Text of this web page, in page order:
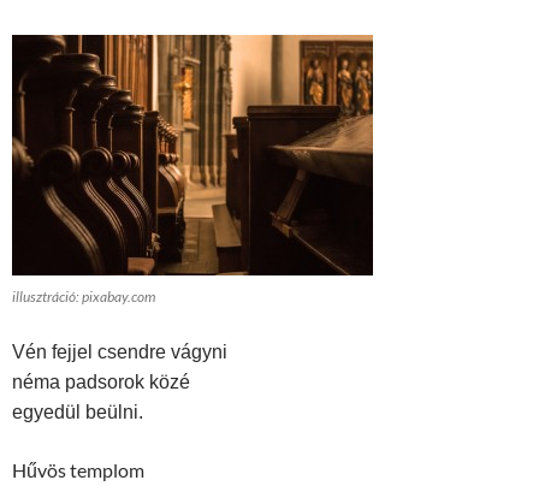
illusztráció: pixabay.com
Vén fejjel csendre vágyni
néma padsorok közé
egyedül beülni.
Hűvös templom